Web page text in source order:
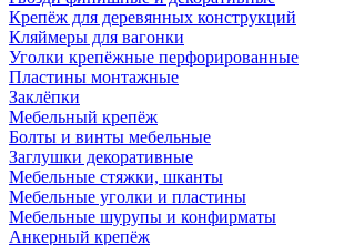
Крепёж для деревянных конструкций
Кляймеры для вагонки
Уголки крепёжные перфорированные
Пластины монтажные
Заклёпки
Мебельный крепёж
Болты и винты мебельные
Заглушки декоративные
Мебельные стяжки, шканты
Мебельные уголки и пластины
Мебельные шурупы и конфирматы
Анкерный крепёж